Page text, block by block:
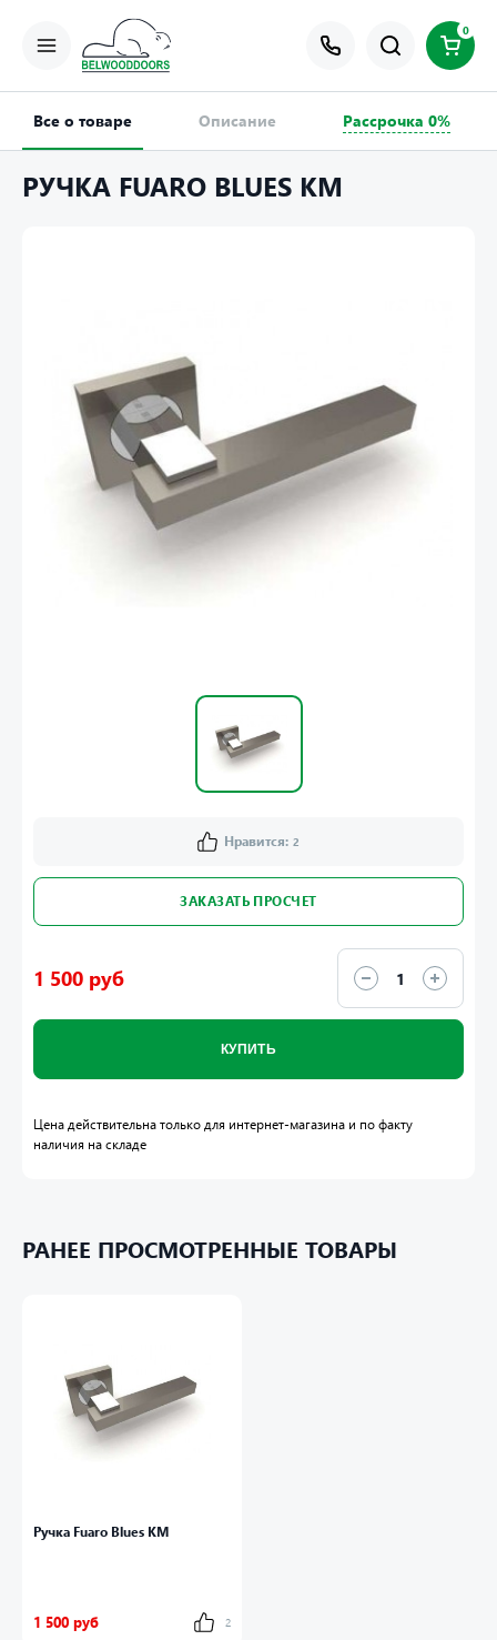
0
Все о товаре Описание Рассрочка 0%
РУЧКА FUARO BLUES KM
Нравится: 2
ЗАКАЗАТЬ ПРОСЧЕТ
1 500 руб
КУПИТЬ
Цена действительна только для интернет-магазина и по факту
наличия на складе
РАНЕЕ ПРОСМОТРЕННЫЕ ТОВАРЫ
Ручка Fuaro Blues KM
1 500 руб 2